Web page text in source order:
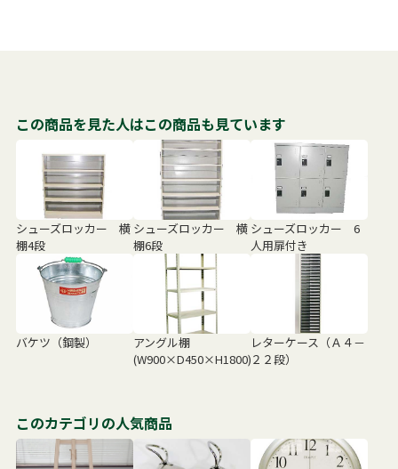
この商品を見た人はこの商品も見ています
シューズロッカー 横
棚4段
シューズロッカー 横
棚6段
シューズロッカー 6
人用扉付き
バケツ（鋼製）
アングル棚
(W900×D450×H1800)
レターケース（Ａ４－
２２段）
このカテゴリの人気商品